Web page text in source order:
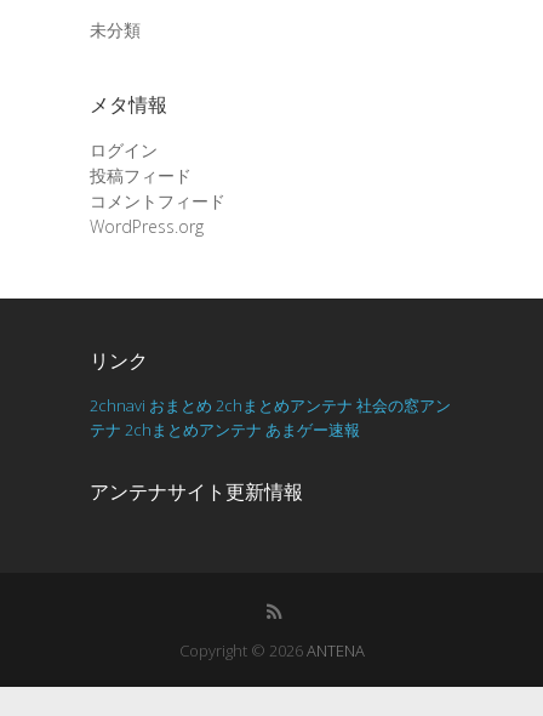
未分類
メタ情報
ログイン
投稿フィード
コメントフィード
WordPress.org
リンク
2chnavi おまとめ 2chまとめアンテナ 社会の窓アン
テナ 2chまとめアンテナ あまゲー速報
アンテナサイト更新情報
Copyright © 2026ANTENA